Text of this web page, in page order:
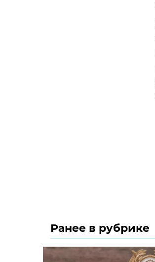
Ранее в рубрике